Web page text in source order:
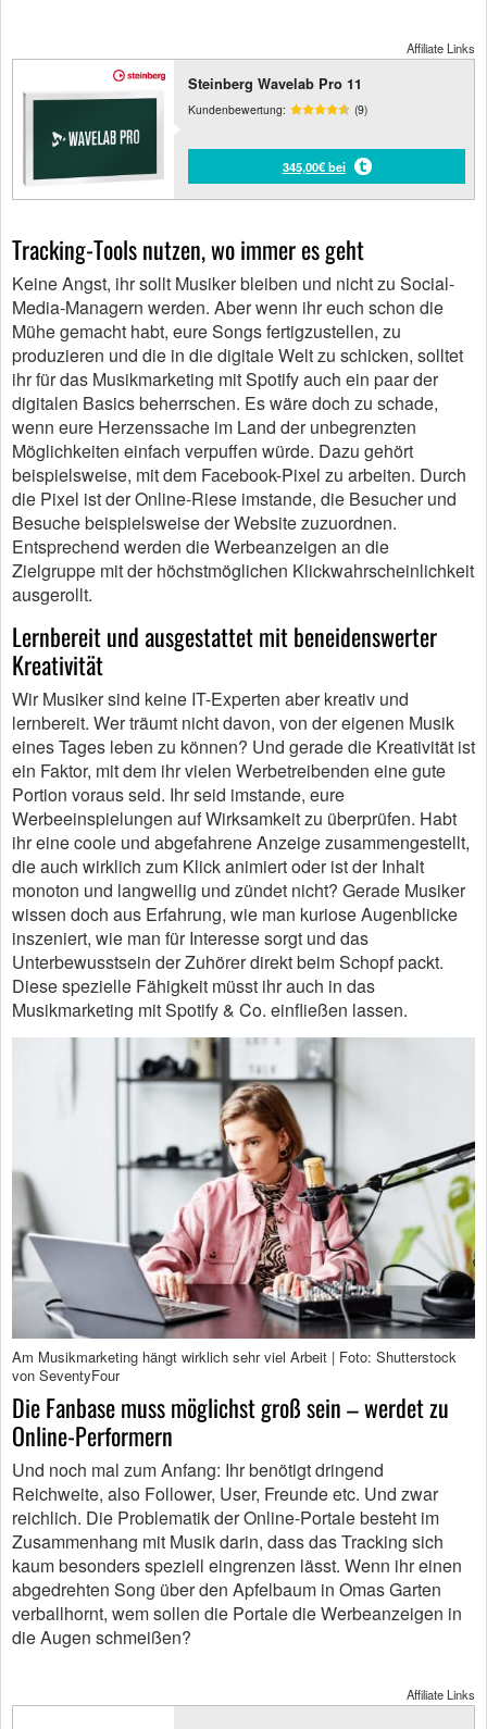
Affiliate Links
Steinberg Wavelab Pro 11
Kundenbewertung: (9)
345,00€ bei
Tracking-Tools nutzen, wo immer es geht
Keine Angst, ihr sollt Musiker bleiben und nicht zu Social-
Media-Managern werden. Aber wenn ihr euch schon die
Mühe gemacht habt, eure Songs fertigzustellen, zu
produzieren und die in die digitale Welt zu schicken, solltet
ihr für das Musikmarketing mit Spotify auch ein paar der
digitalen Basics beherrschen. Es wäre doch zu schade,
wenn eure Herzenssache im Land der unbegrenzten
Möglichkeiten einfach verpuffen würde. Dazu gehört
beispielsweise, mit dem Facebook-Pixel zu arbeiten. Durch
die Pixel ist der Online-Riese imstande, die Besucher und
Besuche beispielsweise der Website zuzuordnen.
Entsprechend werden die Werbeanzeigen an die
Zielgruppe mit der höchstmöglichen Klickwahrscheinlichkeit
ausgerollt.
Lernbereit und ausgestattet mit beneidenswerter
Kreativität
Wir Musiker sind keine IT-Experten aber kreativ und
lernbereit. Wer träumt nicht davon, von der eigenen Musik
eines Tages leben zu können? Und gerade die Kreativität ist
ein Faktor, mit dem ihr vielen Werbetreibenden eine gute
Portion voraus seid. Ihr seid imstande, eure
Werbeeinspielungen auf Wirksamkeit zu überprüfen. Habt
ihr eine coole und abgefahrene Anzeige zusammengestellt,
die auch wirklich zum Klick animiert oder ist der Inhalt
monoton und langweilig und zündet nicht? Gerade Musiker
wissen doch aus Erfahrung, wie man kuriose Augenblicke
inszeniert, wie man für Interesse sorgt und das
Unterbewusstsein der Zuhörer direkt beim Schopf packt.
Diese spezielle Fähigkeit müsst ihr auch in das
Musikmarketing mit Spotify & Co. einfließen lassen.
Am Musikmarketing hängt wirklich sehr viel Arbeit | Foto: Shutterstock
von SeventyFour
Die Fanbase muss möglichst groß sein – werdet zu
Online-Performern
Und noch mal zum Anfang: Ihr benötigt dringend
Reichweite, also Follower, User, Freunde etc. Und zwar
reichlich. Die Problematik der Online-Portale besteht im
Zusammenhang mit Musik darin, dass das Tracking sich
kaum besonders speziell eingrenzen lässt. Wenn ihr einen
abgedrehten Song über den Apfelbaum in Omas Garten
verballhornt, wem sollen die Portale die Werbeanzeigen in
die Augen schmeißen?
Affiliate Links